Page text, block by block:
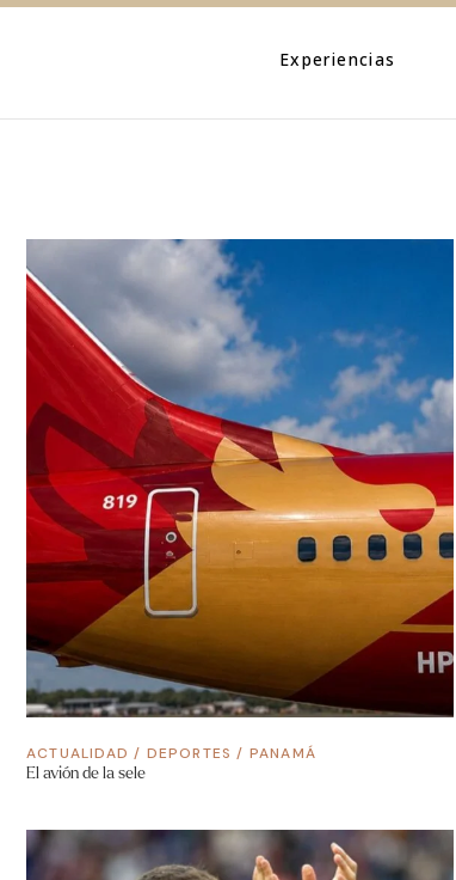
Experiencias
Cultura
Personajes
ACTUALIDAD / DEPORTES / PANAMÁ
El avión de la sele